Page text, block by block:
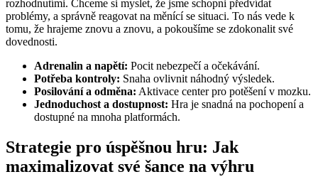
rozhodnutími. Chceme si myslet, že jsme schopni předvídat
problémy, a správně reagovat na měnící se situaci. To nás vede k
tomu, že hrajeme znovu a znovu, a pokoušíme se zdokonalit své
dovednosti.
Adrenalin a napětí: Pocit nebezpečí a očekávání.
Potřeba kontroly: Snaha ovlivnit náhodný výsledek.
Posilování a odměna: Aktivace center pro potěšení v mozku.
Jednoduchost a dostupnost: Hra je snadná na pochopení a
dostupné na mnoha platformách.
Strategie pro úspěšnou hru: Jak
maximalizovat své šance na výhru